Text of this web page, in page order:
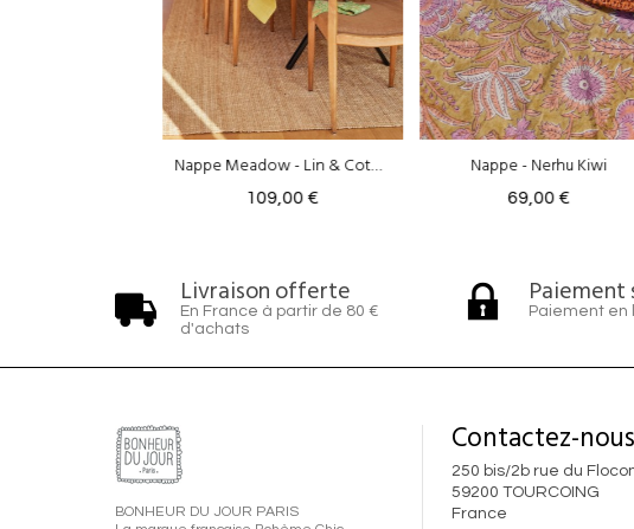
Nappe - Nerhu Kiwi
69,00 €
Nappe - Jakarta Olive
69,00 €
Livraison offerte
En France à partir de 80 €
d'achats
Paiement
Paiement en
BONHEUR DU JOUR PARIS
Contactez-nous
250 bis/2b rue du
59200 TOURCOING
France